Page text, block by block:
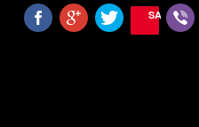
SAVE